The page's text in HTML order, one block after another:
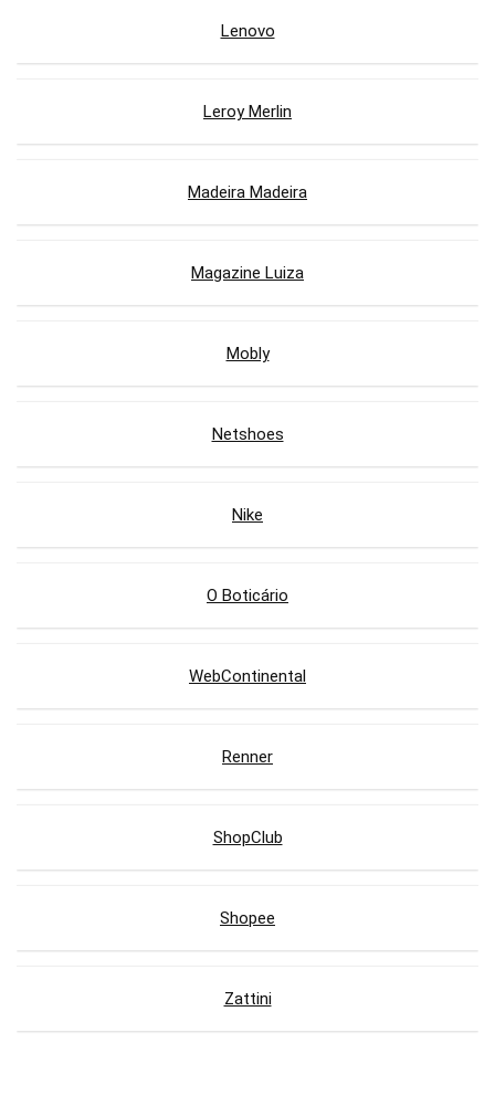
Lenovo
Leroy Merlin
Madeira Madeira
Magazine Luiza
Mobly
Netshoes
Nike
O Boticário
WebContinental
Renner
ShopClub
Shopee
Zattini